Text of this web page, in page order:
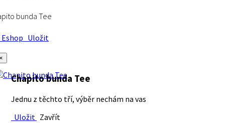
bunda Tee
Uložit
Chapito bunda Tee
Jednu z těchto tří, výběr nechám na vas
Uložit Zavřít